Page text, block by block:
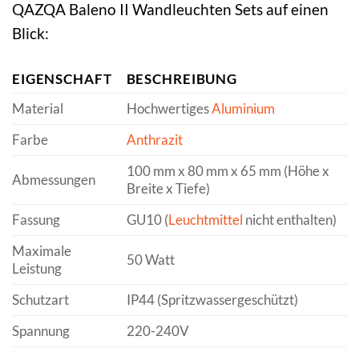
QAZQA Baleno II Wandleuchten Sets auf einen
Blick:
EIGENSCHAFT
BESCHREIBUNG
Material
HochwertigesAluminium
Farbe
Anthrazit
Abmessungen
100 mm x 80 mm x 65 mm (Höhe x
Breite x Tiefe)
Fassung
GU10 (Leuchtmittel nicht enthalten)
Maximale
Leistung
50 Watt
Schutzart
IP44 (Spritzwassergeschützt)
Spannung
220-240V